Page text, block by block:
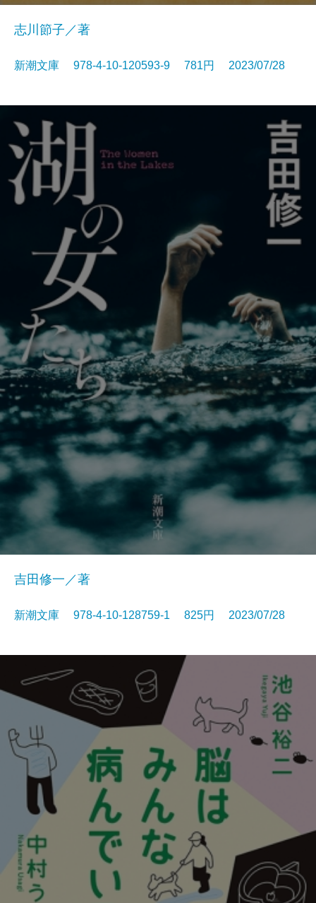
志川節子／著
新潮文庫 978-4-10-120593-9 781円 2023/07/28
吉田修一／著
新潮文庫 978-4-10-128759-1 825円 2023/07/28